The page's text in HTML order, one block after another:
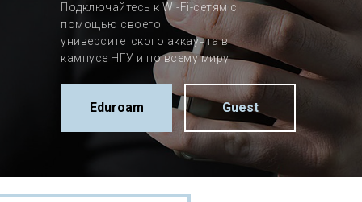
Подключайтесь к Wi-Fi-сетям с
помощью своего
университетского аккаунта в
кампусе НГУ и по всему миру
Eduroam Guest